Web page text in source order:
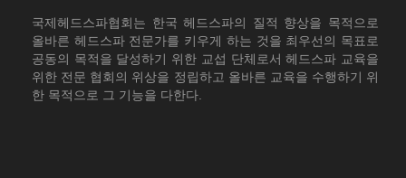
국제헤드스파협회는 한국 헤드스파의 질적 향상을 목적으로
올바른 헤드스파 전문가를 키우게 하는 것을 최우선의 목표로
공동의 목적을 달성하기 위한 교섭 단체로서 헤드스파 교육을
위한 전문 협회의 위상을 정립하고 올바른 교육을 수행하기 위
한 목적으로 그 기능을 다한다.